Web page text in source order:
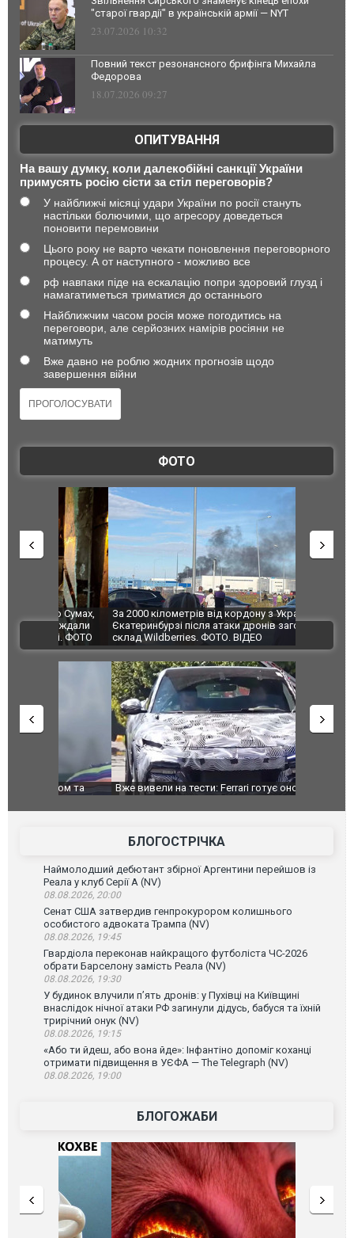
"старої гвардії" в українській армії — NYT
23.07.2026 10:32
Повний текст резонансного брифінга Михайла
Федорова
18.07.2026 09:27
ОПИТУВАННЯ
На вашу думку, коли далекобійні санкції України
примусять росію сісти за стіл переговорів?
У найближчі місяці удари України по росії стануть
настільки болючими, що агресору доведеться
поновити перемовини
Цього року не варто чекати поновлення переговорного
процесу. А от наступного - можливо все
рф навпаки піде на ескалацію попри здоровий глузд і
намагатиметься триматися до останнього
Найближчим часом росія може погодитись на
переговори, але серйозних намірів росіяни не
матимуть
Вже давно не роблю жодних прогнозів щодо
завершення війни
ФОТО
За 2000 кілометрів від кордону з Україною: в
Єкатеринбурзі після атаки дронів загорівся
склад Wildberries. ФОТО. ВІДЕО
"Мої
ВІДЕО
Вже вивели на тести: Ferrari готує оновлення
Вийшов
фільму
БЛОГОСТРІЧКА
Наймолодший дебютант збірної Аргентини перейшов із
Реала у клуб Серії А (NV)
08.08.2026, 20:00
Сенат США затвердив генпрокурором колишнього
особистого адвоката Трампа (NV)
08.08.2026, 19:45
Гвардіола переконав найкращого футболіста ЧС-2026
обрати Барселону замість Реала (NV)
08.08.2026, 19:30
У будинок влучили п’ять дронів: у Пухівці на Київщині
внаслідок нічної атаки РФ загинули дідусь, бабуся та їхній
трирічний онук (NV)
08.08.2026, 19:15
«Або ти йдеш, або вона йде»: Інфантіно допоміг коханці
отримати підвищення в УЄФА — The Telegraph (NV)
08.08.2026, 19:00
БЛОГОЖАБИ